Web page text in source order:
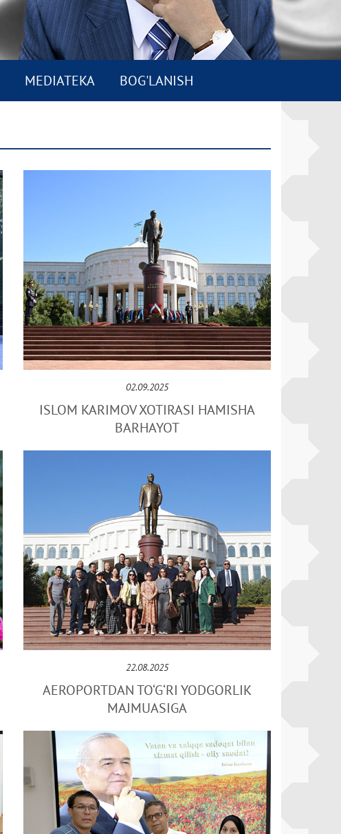
MEDIATEKA BOG'LANISH
02.09.2025
ISLOM KARIMOV XOTIRASI HAMISHA
BARHAYOT
22.08.2025
AEROPORTDAN TO‘G‘RI YODGORLIK
MAJMUASIGA